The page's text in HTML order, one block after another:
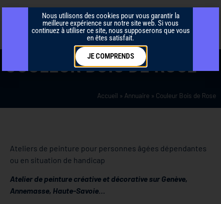
COULEUR BOIS DE ROSE
Accueil » Annuaire » Couleur Bois de Rose
Ateliers de peinture pour personnes âgées dépendantes
ou en situation de handicap
Atelier de peinture créative et décorative sur Genève,
Annemasse, Haute-Savoie…
Nous utilisons des cookies pour vous garantir la
meilleure expérience sur notre site web. Si vous
continuez à utiliser ce site, nous supposerons que vous
en êtes satisfait.
JE COMPRENDS